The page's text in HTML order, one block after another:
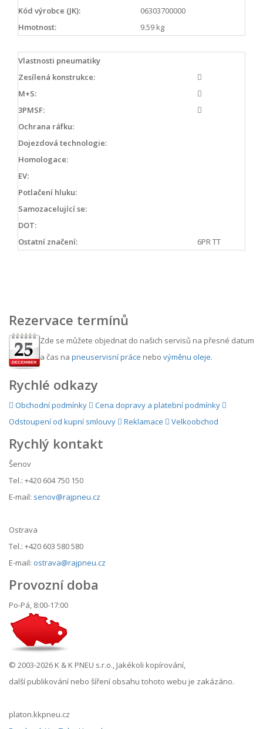
Kód výrobce (JK):
06303700000
Hmotnost:
9.59 kg
Vlastnosti pneumatiky
Zesílená konstrukce:
M+S:
3PMSF:
Ochrana ráfku:
Dojezdová technologie:
Homologace:
EV:
Potlačení hluku:
Samozacelující se:
DOT:
Ostatní značení:
6PR TT
Rezervace termínů
Zde se můžete objednat do našich servisů na přesné datum
a čas na pneuservisní práce nebo výměnu oleje.
Rychlé odkazy
Obchodní podmínky
Cena dopravy a platební podmínky
Odstoupení od kupní smlouvy
Reklamace Velkoobchod
Rychlý kontakt
Šenov
Tel.: +420 604 750 150
E-mail: senov@rajpneu.cz
Ostrava
Tel.: +420 603 580 580
E-mail: ostrava@rajpneu.cz
Provozní doba
Po-Pá, 8:00-17:00
© 2003-2026 K & K PNEU s.r.o., Jakékoli kopírování,
další publikování nebo šíření obsahu tohoto webu je zakázáno.
platon.kkpneu.cz